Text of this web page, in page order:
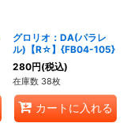
グロリオ：DA(パラレ
ル)【R☆】{FB04-105}
280円(税込)
在庫数 38枚
カートに入れる